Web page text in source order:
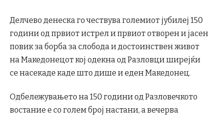
Делчево денеска го чествува големиот јубилеј 150
години од првиот истрел и првиот отворен и јасен
повик за борба за слобода и достоинствен живот
на Македонецот кој одекна од Разловци ширејќи
се насекаде каде што дише и еден Македонец.
Одбележувањето на 150 години од Разловечкото
востание е со голем број настани, а вечерва